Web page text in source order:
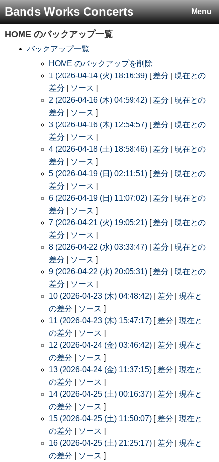
Menu
Bands Works Concerts
HOME のバックアップ一覧
バックアップ一覧
HOME のバックアップを削除
1 (2026-04-14 (火) 18:16:39) [ 差分
現在との
差分
ソース ]
2 (2026-04-16 (木) 04:59:42) [ 差分
現在との
差分
ソース ]
3 (2026-04-16 (木) 12:54:57) [ 差分
現在との
差分
ソース ]
4 (2026-04-18 (土) 18:58:46) [ 差分
現在との
差分
ソース ]
5 (2026-04-19 (日) 02:11:51) [ 差分
現在との
差分
ソース ]
6 (2026-04-19 (日) 11:07:02) [ 差分
現在との
差分
ソース ]
7 (2026-04-21 (火) 19:05:21) [ 差分
現在との
差分
ソース ]
8 (2026-04-22 (水) 03:33:47) [ 差分
現在との
差分
ソース ]
9 (2026-04-22 (水) 20:05:31) [ 差分
現在との
差分
ソース ]
10 (2026-04-23 (木) 04:48:42) [ 差分
現在と
の差分
ソース ]
11 (2026-04-23 (木) 15:47:17) [ 差分
現在と
の差分
ソース ]
12 (2026-04-24 (金) 03:46:42) [ 差分
現在と
の差分
ソース ]
13 (2026-04-24 (金) 11:37:15) [ 差分
現在と
の差分
ソース ]
14 (2026-04-25 (土) 00:16:37) [ 差分
現在と
の差分
ソース ]
15 (2026-04-25 (土) 11:50:07) [ 差分
現在と
の差分
ソース ]
16 (2026-04-25 (土) 21:25:17) [ 差分
現在と
の差分
ソース ]